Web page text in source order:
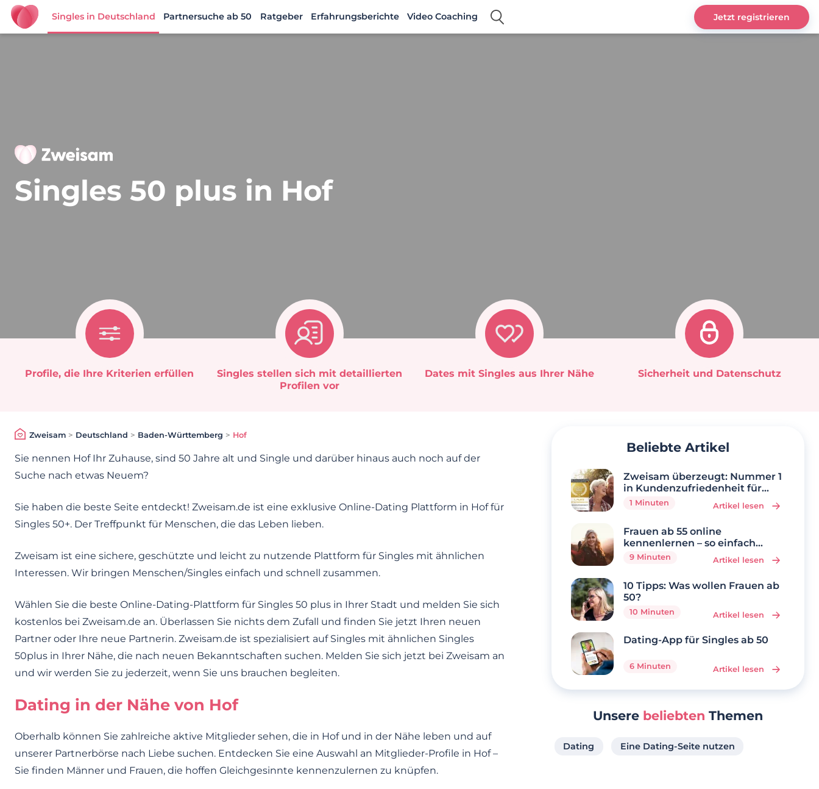
Zweisam
Singles in Deutschland Partnersuche ab 50 Ratgeber Erfahrungsberichte Video Coaching Jetzt registrieren
Singles 50 plus in Hof
Profile, die Ihre Kriterien erfüllen
Singles stellen sich mit detaillierten
Profilen vor
Dates mit Singles aus Ihrer Nähe Sicherheit und Datenschutz
Zweisam> Deutschland > Baden-Württemberg > Hof
Sie nennen Hof Ihr Zuhause, sind 50 Jahre alt und Single und darüber hinaus auch noch auf der
Suche nach etwas Neuem?
Sie haben die beste Seite entdeckt! Zweisam.de ist eine exklusive Online-Dating Plattform in Hof für
Singles 50+. Der Treffpunkt für Menschen, die das Leben lieben.
Zweisam ist eine sichere, geschützte und leicht zu nutzende Plattform für Singles mit ähnlichen
Interessen. Wir bringen Menschen/Singles einfach und schnell zusammen.
Wählen Sie die beste Online-Dating-Plattform für Singles 50 plus in Ihrer Stadt und melden Sie sich
kostenlos bei Zweisam.de an. Überlassen Sie nichts dem Zufall und finden Sie jetzt Ihren neuen
Partner oder Ihre neue Partnerin. Zweisam.de ist spezialisiert auf Singles mit ähnlichen Singles
50plus in Ihrer Nähe, die nach neuen Bekanntschaften suchen. Melden Sie sich jetzt bei Zweisam an
und wir werden Sie zu jederzeit, wenn Sie uns brauchen begleiten.
Dating in der Nähe von Hof
Oberhalb können Sie zahlreiche aktive Mitglieder sehen, die in Hof und in der Nähe leben und auf
unserer Partnerbörse nach Liebe suchen. Entdecken Sie eine Auswahl an Mitglieder-Profile in Hof –
Sie finden Männer und Frauen, die hoffen Gleichgesinnte kennenzulernen zu knüpfen.
Beliebte Artikel
Zweisam überzeugt: Nummer 1
in Kundenzufriedenheit für
Singles über 50
1 Minuten Artikel lesen
Frauen ab 55 online
kennenlernen – so einfach
geht’s
9 Minuten Artikel lesen
10 Tipps: Was wollen Frauen ab
50?
10 Minuten Artikel lesen
Dating-App für Singles ab 50
6 Minuten Artikel lesen
Unsere beliebtenThemen
Dating Eine Dating-Seite nutzen